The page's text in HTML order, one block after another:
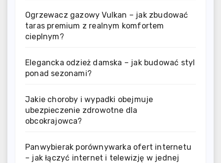
Ogrzewacz gazowy Vulkan – jak zbudować
taras premium z realnym komfortem
cieplnym?
Elegancka odzież damska – jak budować styl
ponad sezonami?
Jakie choroby i wypadki obejmuje
ubezpieczenie zdrowotne dla
obcokrajowca?
Panwybierak porównywarka ofert internetu
– jak łączyć internet i telewizję w jednej